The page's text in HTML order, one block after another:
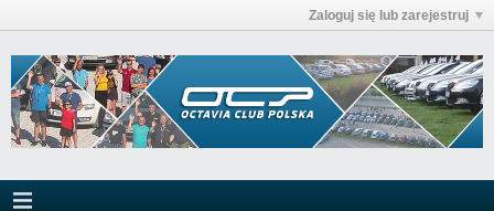
Zaloguj się lub zarejestruj